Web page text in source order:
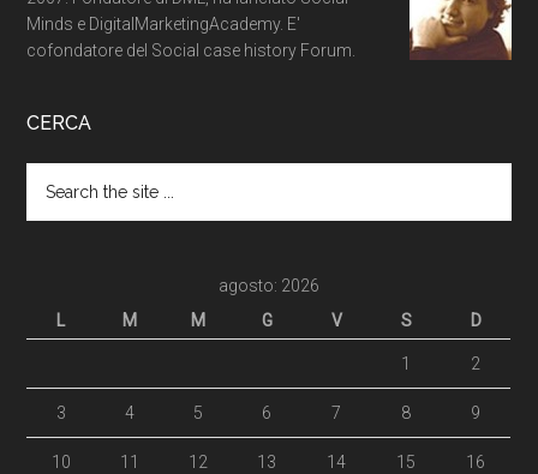
Minds e DigitalMarketingAcademy. E'
cofondatore del Social case history Forum.
CERCA
agosto: 2026
L
M M G V S D
1 2
3 4 5 6 7 8 9
10 11 12 13 14 15 16